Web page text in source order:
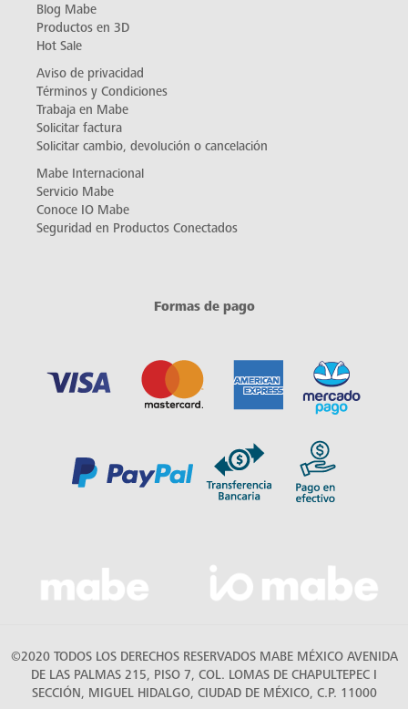
Blog Mabe
Productos en 3D
Hot Sale
Aviso de privacidad
Términos y Condiciones
Trabaja en Mabe
Solicitar factura
Solicitar cambio, devolución o cancelación
Mabe Internacional
Servicio Mabe
Conoce IO Mabe
Seguridad en Productos Conectados
Formas de pago
©2020 TODOS LOS DERECHOS RESERVADOS MABE MÉXICO AVENIDA
DE LAS PALMAS 215, PISO 7, COL. LOMAS DE CHAPULTEPEC I
SECCIÓN, MIGUEL HIDALGO, CIUDAD DE MÉXICO, C.P. 11000